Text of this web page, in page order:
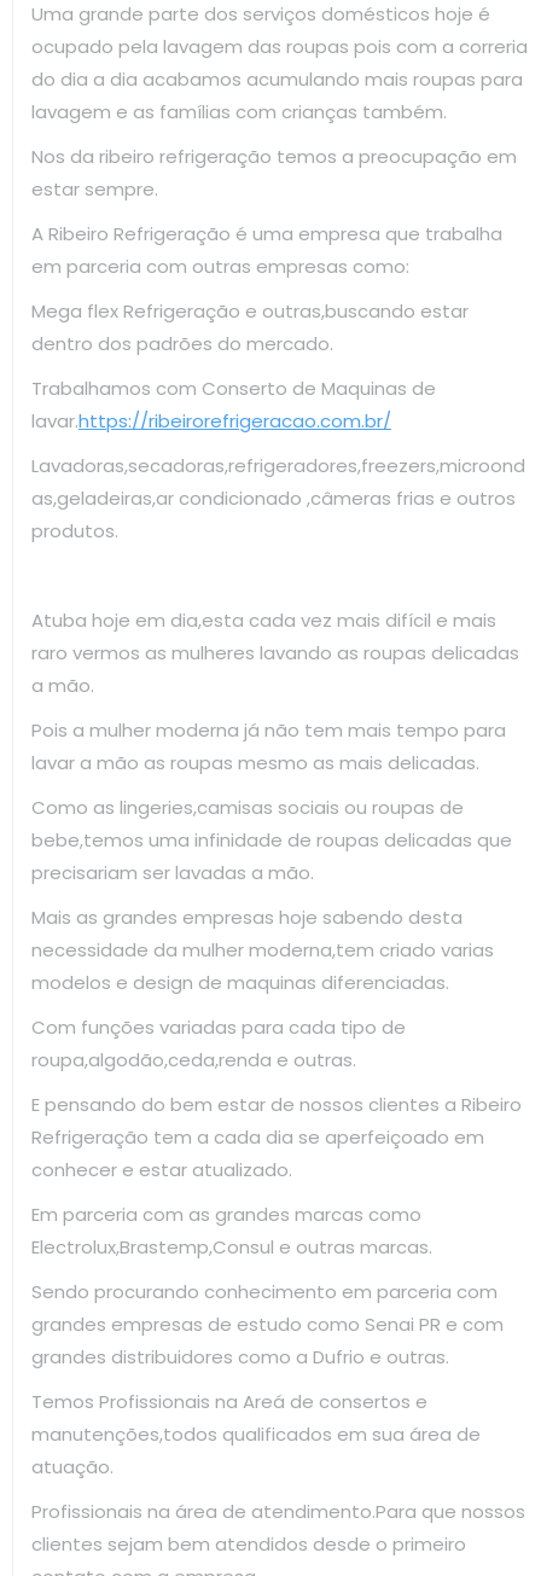
Uma grande parte dos serviços domésticos hoje é
ocupado pela lavagem das roupas pois com a correria
do dia a dia acabamos acumulando mais roupas para
lavagem e as famílias com crianças também.
Nos da ribeiro refrigeração temos a preocupação em
estar sempre.
A Ribeiro Refrigeração é uma empresa que trabalha
em parceria com outras empresas como:
Mega flex Refrigeração e outras,buscando estar
dentro dos padrões do mercado.
Trabalhamos com Conserto de Maquinas de
lavar.https://ribeirorefrigeracao.com.br/
Lavadoras,secadoras,refrigeradores,freezers,microond
as,geladeiras,ar condicionado ,câmeras frias e outros
produtos.
Atuba hoje em dia,esta cada vez mais difícil e mais
raro vermos as mulheres lavando as roupas delicadas
a mão.
Pois a mulher moderna já não tem mais tempo para
lavar a mão as roupas mesmo as mais delicadas.
Como as lingeries,camisas sociais ou roupas de
bebe,temos uma infinidade de roupas delicadas que
precisariam ser lavadas a mão.
Mais as grandes empresas hoje sabendo desta
necessidade da mulher moderna,tem criado varias
modelos e design de maquinas diferenciadas.
Com funções variadas para cada tipo de
roupa,algodão,ceda,renda e outras.
E pensando do bem estar de nossos clientes a Ribeiro
Refrigeração tem a cada dia se aperfeiçoado em
conhecer e estar atualizado.
Em parceria com as grandes marcas como
Electrolux,Brastemp,Consul e outras marcas.
Sendo procurando conhecimento em parceria com
grandes empresas de estudo como Senai PR e com
grandes distribuidores como a Dufrio e outras.
Temos Profissionais na Areá de consertos e
manutenções,todos qualificados em sua área de
atuação.
Profissionais na área de atendimento.Para que nossos
clientes sejam bem atendidos desde o primeiro